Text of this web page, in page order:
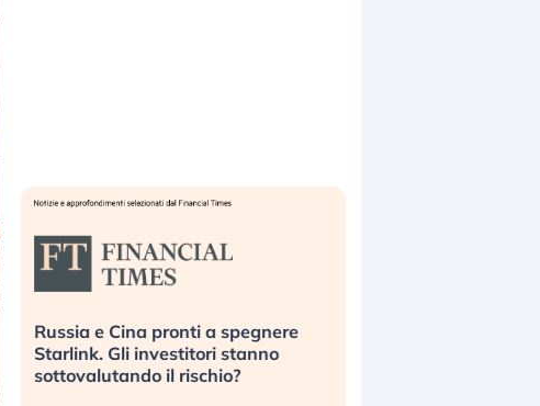
Russia e Cina pronti a spegnere
Starlink. Gli investitori stanno
sottovalutando il rischio?